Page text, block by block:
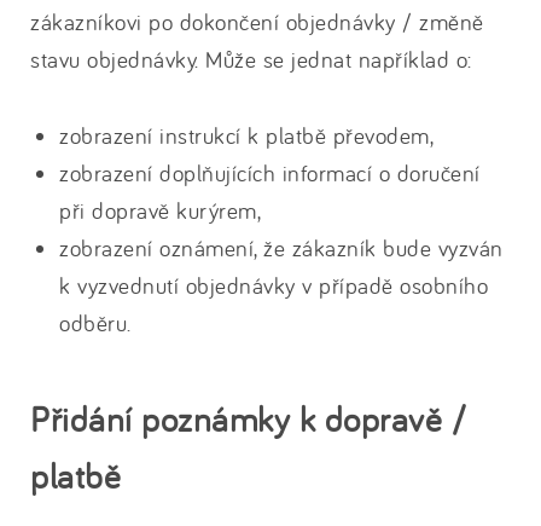
zákazníkovi po dokončení objednávky / změně
stavu objednávky. Může se jednat například o:
zobrazení instrukcí k platbě převodem,
zobrazení doplňujících informací o doručení
při dopravě kurýrem,
zobrazení oznámení, že zákazník bude vyzván
k vyzvednutí objednávky v případě osobního
odběru.
Přidání poznámky k dopravě /
platbě